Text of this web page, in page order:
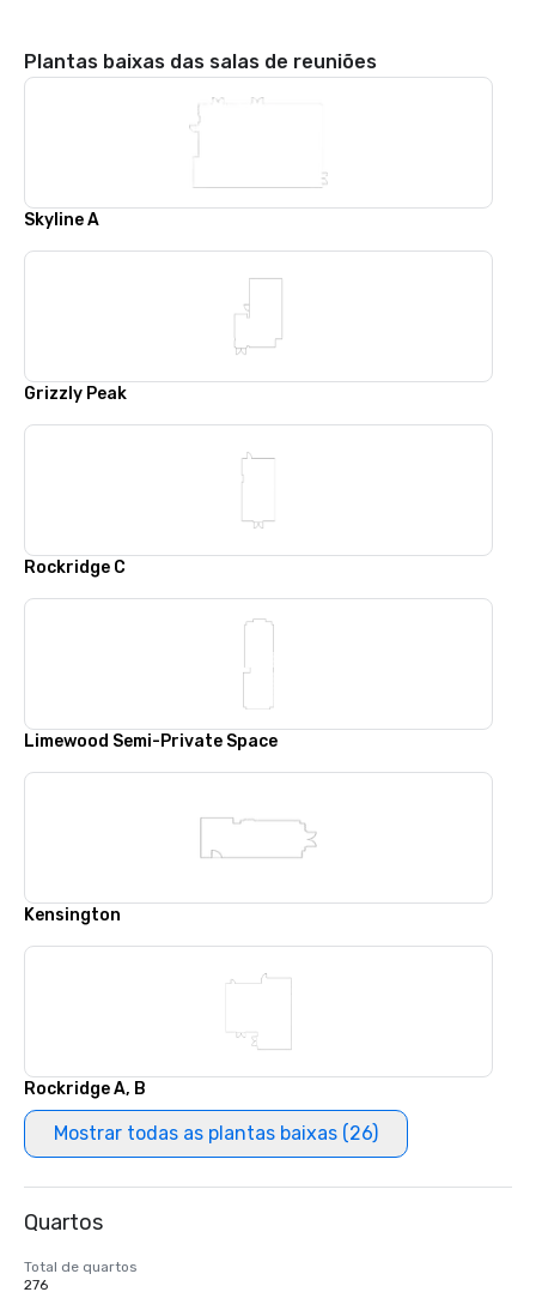
Plantas baixas das salas de reuniões
Skyline A
Grizzly Peak
Rockridge C
Limewood Semi-Private Space
Kensington
Rockridge A, B
Mostrar todas as plantas baixas (26)
Quartos
Total de quartos
276